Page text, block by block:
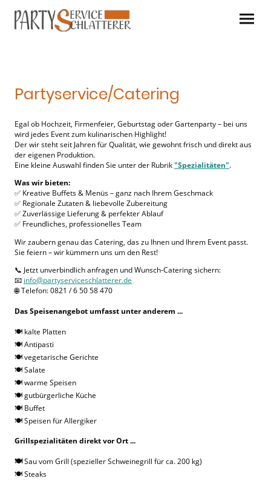
Partyservice/Catering
Egal ob Hochzeit, Firmenfeier, Geburtstag oder Gartenparty – bei uns
wird jedes Event zum kulinarischen Highlight!
Der wir steht seit Jahren für Qualität, wie gewohnt frisch und direkt aus
der eigenen Produktion.
Eine kleine Auswahl finden Sie unter der Rubrik"Spezialitäten".
Was wir bieten:
✅ Kreative Buffets & Menüs – ganz nach Ihrem Geschmack
✅ Regionale Zutaten & liebevolle Zubereitung
✅ Zuverlässige Lieferung & perfekter Ablauf
✅ Freundliches, professionelles Team
Wir zaubern genau das Catering, das zu Ihnen und Ihrem Event passt.
Sie feiern – wir kümmern uns um den Rest!
📞 Jetzt unverbindlich anfragen und Wunsch-Catering sichern:
📧 info@partyserviceschlatterer.de
🌐 Telefon: 0821 / 6 50 58 470
Das Speisenangebot umfasst unter anderem ...
🍽️ kalte Platten
🍽️ Antipasti
🍽️ vegetarische Gerichte
🍽️ Salate
🍽️ warme Speisen
🍽️ gutbürgerliche Küche
🍽️ Buffet
🍽️ Speisen für Allergiker
Grillspezialitäten direkt vor Ort ...
🍽️Sau vom Grill (spezieller Schweinegrill für ca. 200 kg)
🍽️ Steaks